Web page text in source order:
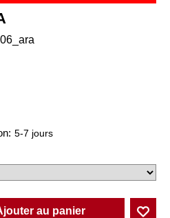
5-7 jours
au panier